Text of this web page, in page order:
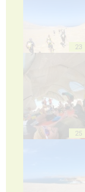
23
25